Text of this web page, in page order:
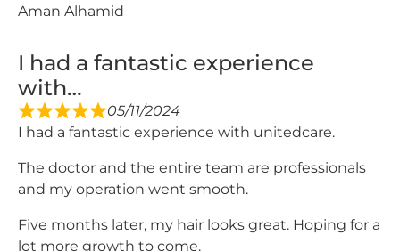
Aman Alhamid
I had a fantastic experience
with…
05/11/2024
I had a fantastic experience with unitedcare.
The doctor and the entire team are professionals
and my operation went smooth.
Five months later, my hair looks great. Hoping for a
lot more growth to come.